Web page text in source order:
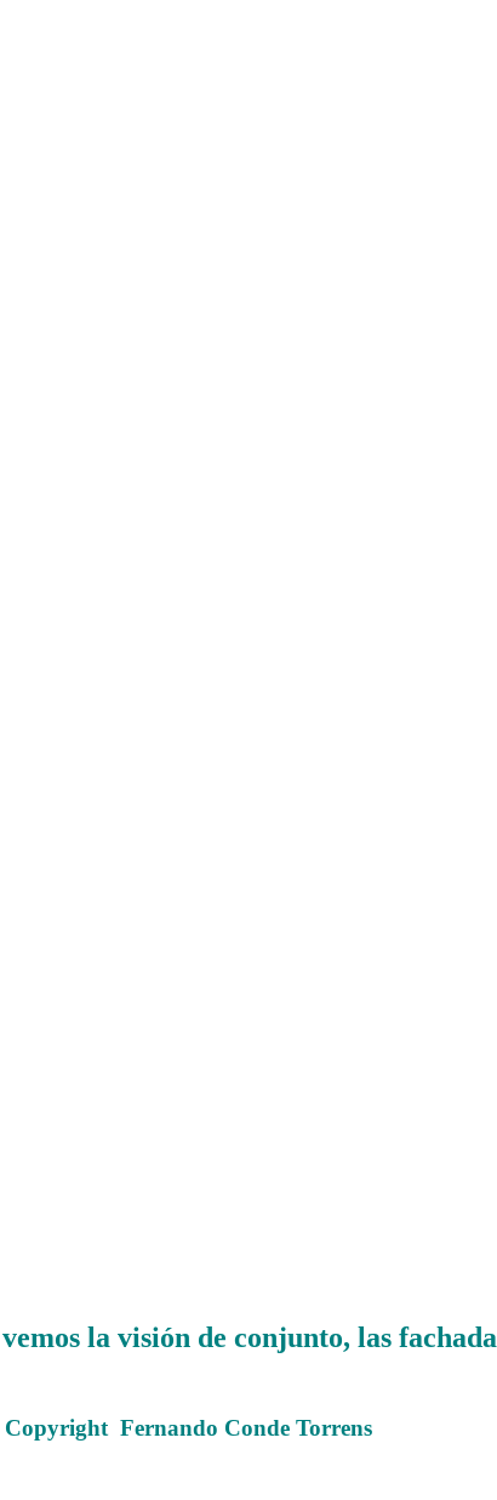
la visión de conjunto, las
Fernando Conde Torrens